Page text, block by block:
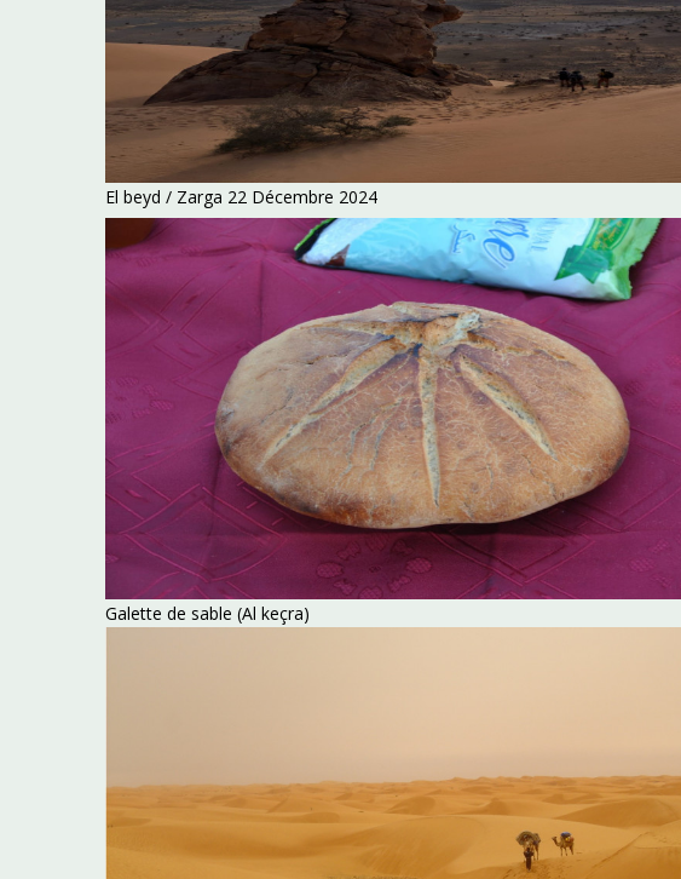
El beyd / Zarga 22 Décembre 2024
Galette de sable (Al keçra)